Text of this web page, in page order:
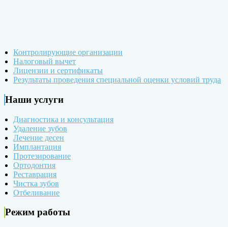
Контролирующие организации
Налоговый вычет
Лицензии и сертификаты
Результаты проведения специальной оценки условий труда
Наши услуги
Диагностика и консультация
Удаление зубов
Лечение десен
Имплантация
Протезирование
Ортодонтия
Реставрация
Чистка зубов
Отбеливание
Режим работы